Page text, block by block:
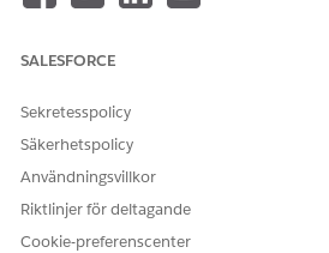
Berätta för oss vad vi
SALESFORCE
Sekretesspolicy
Säkerhetspolicy
Användningsvillkor
Riktlinjer för deltagande
Cookie-preferenscenter